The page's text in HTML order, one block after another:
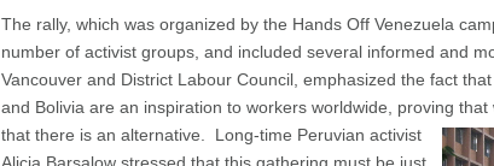
The rally, which was organized by the Hands Off Venezuela
number of activist groups, and included several informed and
Vancouver and District Labour Council, emphasized the fact
and Bolivia are an inspiration to workers worldwide, proving
that there is an alternative. Long-time Peruvian activist